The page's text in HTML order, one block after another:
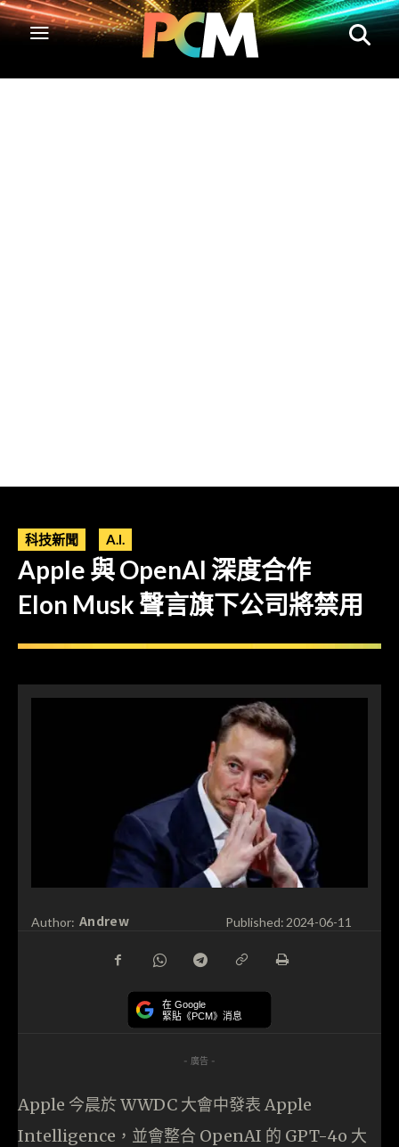
科技新聞 A.I.
Apple 與 OpenAI 深度合作
Elon Musk 聲言旗下公司將禁用
Author: Andrew Published: 2024-06-11
在 Google
緊貼《PCM》消息
- 廣告 -
Apple 今晨於 WWDC 大會中發表 Apple
Intelligence，並會整合 OpenAI 的 GPT-4o 大